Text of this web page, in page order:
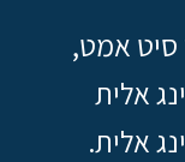
סיט אמט,
אלית
אלית.